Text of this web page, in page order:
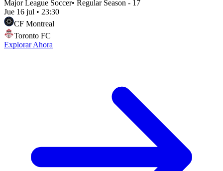
Major League Soccer• Regular Season - 17
Jue 16 jul • 23:30
CF Montreal
Toronto FC
Explorar Ahora